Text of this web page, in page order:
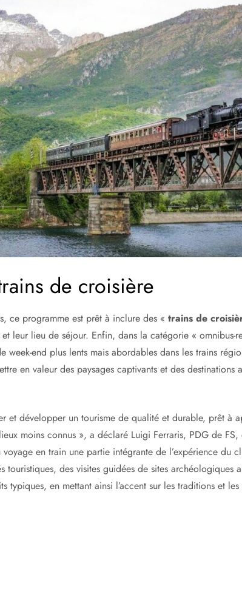
de croisière
ce programme est prêt à inclure des «trains de
leur lieu de séjour. Enfin, dans la catégorie « omnibus-
week-end plus lents mais abordables dans les trains
en valeur des paysages captivants et des destinations
et développer un tourisme de qualité et durable, prêt à
moins connus », a déclaré Luigi Ferraris, PDG de
en train une partie intégrante de l’expérience du
touristiques, des visites guidées de sites archéologiques
typiques, en mettant ainsi l’accent sur les traditions et